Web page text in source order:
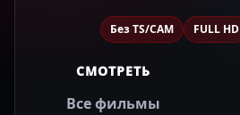
Без TS/CAM FULL HD
СМОТРЕТЬ
Все фильмы